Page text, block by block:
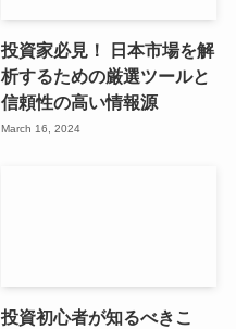
投資家必見！ 日本市場を解
析するための厳選ツールと
信頼性の高い情報源
March 16, 2024
投資初心者が知るべきこ